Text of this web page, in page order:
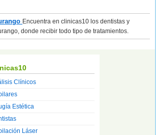
Encuentra en clinicas10 los dentistas y
donde recibir todo tipo de tratamientos.
Clínicos
Estética
Láser